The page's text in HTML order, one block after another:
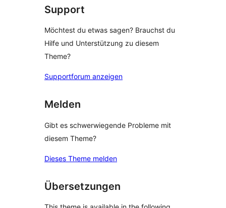
Support
Möchtest du etwas sagen? Brauchst du
Hilfe und Unterstützung zu diesem
Theme?
Supportforum anzeigen
Melden
Gibt es schwerwiegende Probleme mit
diesem Theme?
Dieses Theme melden
Übersetzungen